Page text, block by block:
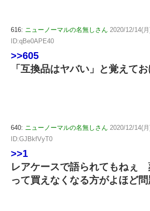
616: ニューノーマルの名無しさん 2020/12/14(
ID:qBe0APE40
>>605
「互換品はヤバい」と覚えて
640: ニューノーマルの名無しさん 2020/12/14(
ID:GJBkfVyT0
>>1
レアケースで語られてもねぇ
って買えなくなる方がよほど